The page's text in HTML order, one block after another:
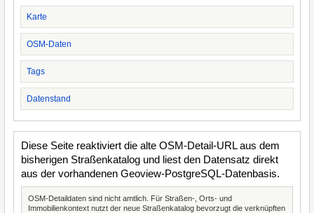
Karte
OSM-Daten
Tags
Datenstand
Diese Seite reaktiviert die alte OSM-Detail-URL aus dem
bisherigen Straßenkatalog und liest den Datensatz direkt
aus der vorhandenen Geoview-PostgreSQL-Datenbasis.
OSM-Detaildaten sind nicht amtlich. Für Straßen-, Orts- und
Immobilienkontext nutzt der neue Straßenkatalog bevorzugt die verknüpften